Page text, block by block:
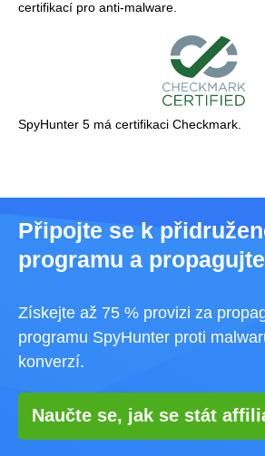
certifikací pro anti-malware.
SpyHunter 5 má certifikaci Checkmark.
Připojte se k
programu a
Získejte až 75 % provizi za
programu SpyHunter proti
konverzí.
Naučte se, jak se stát